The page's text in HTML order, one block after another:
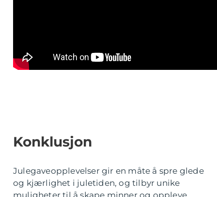
Konklusjon
Julegaveopplevelser gir en måte å spre glede
og kjærlighet i juletiden, og tilbyr unike